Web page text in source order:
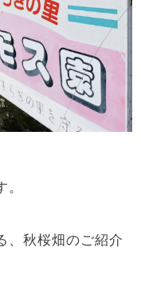
、秋桜畑のご紹介